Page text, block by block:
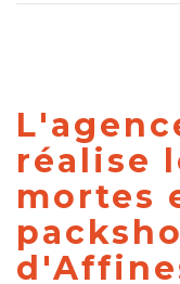
réalise
mortes